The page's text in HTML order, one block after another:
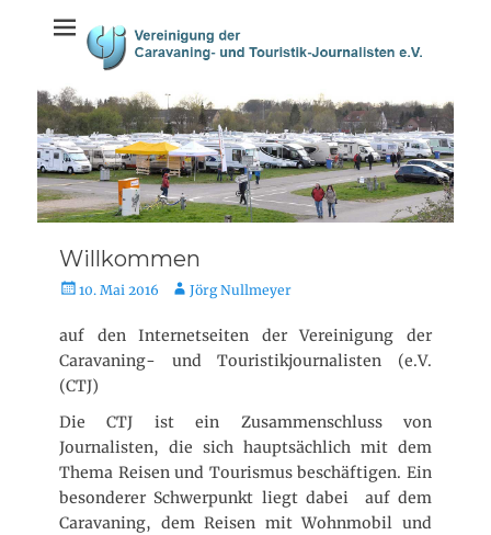
springen
Willkommen
V
r
ö
f
f
e
n
t
i
c
10. Mai 2016
A
t
o
Jörg Nullmeyer
auf den Internetseiten der Vereinigung der
Caravaning- und Touristikjournalisten (e.V.
(CTJ)
Die CTJ ist ein Zusammenschluss von
Journalisten, die sich hauptsächlich mit dem
Thema Reisen und Tourismus beschäftigen. Ein
besonderer Schwerpunkt liegt dabei auf dem
Caravaning, dem Reisen mit Wohnmobil und